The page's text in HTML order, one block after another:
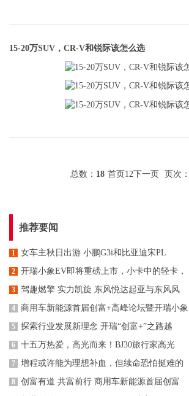
15-20万SUV，CR-V和锐际该怎么选
总数： 18 首页12下一页 页次：
推荐要闻
1 女车主秋日出游 小鹏G3i和比亚迪宋PL
2 开瑞小象EV即将重磅上市，小卡中的轻卡，
3 驾趣燃擎 实力凯旋 东风悦达起亚与东风风
4 商用车新能源首届创富+高峰论坛暨开瑞小象
5 探索行业发展新理念 开瑞“创富+”之路越
6 十五万热爱，高光而来！BJ30旅行家高光
7 增程或许能为理想补血，但续命恐怕挺难的
8 创富有道 共富前行 商用车新能源首届创富